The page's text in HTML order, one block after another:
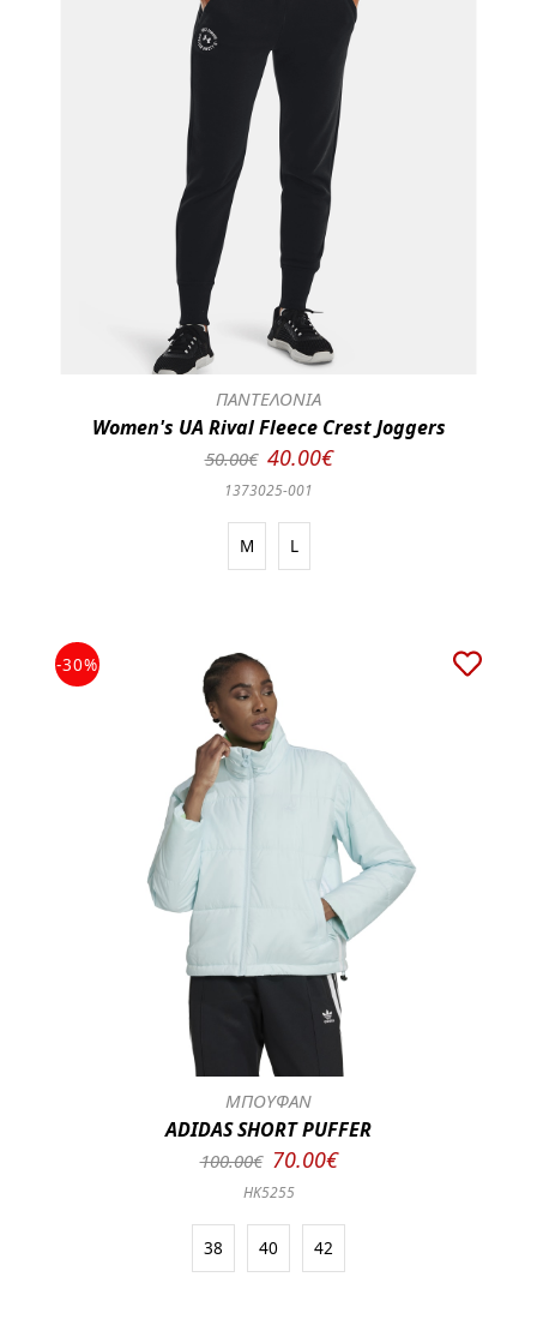
ΠΑΝΤΕΛΟΝΙΑ
Women's UA Rival Fleece Crest Joggers
50.00€ 40.00€
1373025-001
M L
-30%
ΜΠΟΥΦΑΝ
ADIDAS SHORT PUFFER
100.00€ 70.00€
HK5255
38 40 42